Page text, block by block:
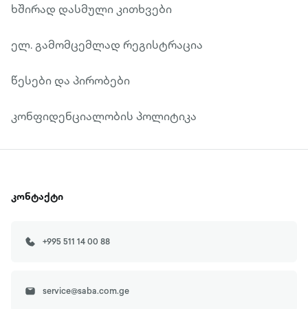
ხშირად დასმული კითხვები
ელ. გამომცემლად რეგისტრაცია
წესები და პირობები
კონფიდენციალობის პოლიტიკა
კონტაქტი
+995 511 14 00 88
service@saba.com.ge